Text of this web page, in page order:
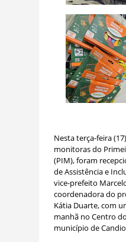
Nesta terça-feira
monitoras do
(PIM), foram
de Assistência e
vice-prefeito
coordenadora do
Kátia Duarte, com
manhã no Centro
município de